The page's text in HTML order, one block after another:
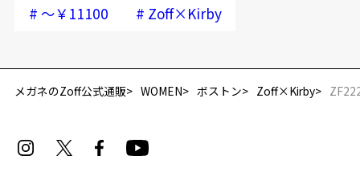
# ～￥11100 # Zoff×Kirby
メガネのZoff公式通販 WOMEN ボストン Zoff×Kirby